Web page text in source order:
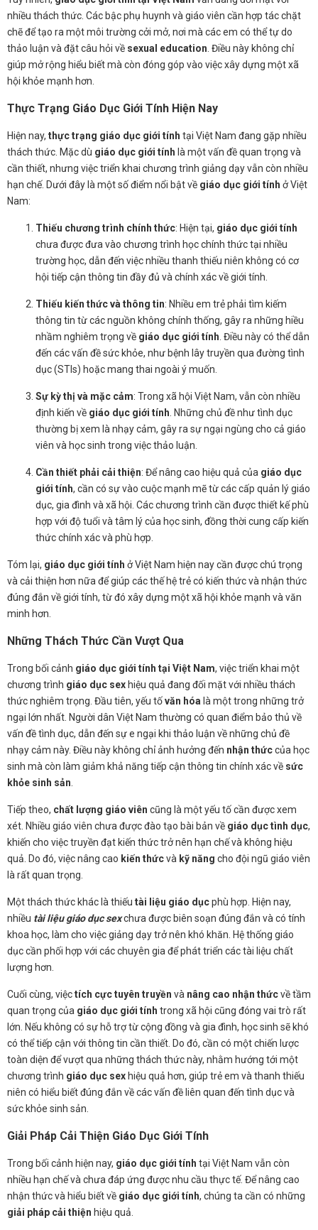
nhiều thách thức. Các bậc phụ huynh và giáo viên cần hợp tác chặt
chẽ để tạo ra một môi trường cởi mở, nơi mà các em có thể tự do
thảo luận và đặt câu hỏi về sexual education . Điều này không chỉ
giúp mở rộng hiểu biết mà còn đóng góp vào việc xây dựng một xã
hội khỏe mạnh hơn.
Thực Trạng Giáo Dục Giới Tính Hiện Nay
Hiện nay, thực trạng giáo dục giới tính tại Việt Nam đang gặp nhiều
thách thức. Mặc dù giáo dục giới tính là một vấn đề quan trọng và
cần thiết, nhưng việc triển khai chương trình giảng dạy vẫn còn nhiều
hạn chế. Dưới đây là một số điểm nổi bật về giáo dục giới tính ở Việt
Nam:
Thiếu chương trình chính thức: Hiện tại, giáo dục giới tính
chưa được đưa vào chương trình học chính thức tại nhiều
trường học, dẫn đến việc nhiều thanh thiếu niên không có cơ
hội tiếp cận thông tin đầy đủ và chính xác về giới tính.
Thiếu kiến thức và thông tin: Nhiều em trẻ phải tìm kiếm
thông tin từ các nguồn không chính thống, gây ra những hiều
nhầm nghiêm trọng về giáo dục giới tính . Điều này có thể dẫn
đến các vấn đề sức khỏe, như bệnh lây truyền qua đường tình
dục (STIs) hoặc mang thai ngoài ý muốn.
Sự kỳ thị và mặc cảm: Trong xã hội Việt Nam, vẫn còn nhiều
định kiến về giáo dục giới tính . Những chủ đề như tình dục
thường bị xem là nhạy cảm, gây ra sự ngại ngùng cho cả giáo
viên và học sinh trong việc thảo luận.
Cần thiết phải cải thiện: Để nâng cao hiệu quả của giáo dục
giới tính, cần có sự vào cuộc mạnh mẽ từ các cấp quản lý giáo
dục, gia đình và xã hội. Các chương trình cần được thiết kế phù
hợp với độ tuổi và tâm lý của học sinh, đồng thời cung cấp kiến
thức chính xác và phù hợp.
Tóm lại, giáo dục giới tính ở Việt Nam hiện nay cần được chú trọng
và cải thiện hơn nữa để giúp các thế hệ trẻ có kiến thức và nhận thức
đúng đắn về giới tính, từ đó xây dựng một xã hội khỏe mạnh và văn
minh hơn.
Những Thách Thức Cần Vượt Qua
Trong bối cảnh giáo dục giới tính tại Việt Nam, việc triển khai một
chương trình giáo dục sex hiệu quả đang đối mặt với nhiều thách
thức nghiêm trọng. Đầu tiên, yếu tốvăn hóa là một trong những trở
ngại lớn nhất. Người dân Việt Nam thường có quan điểm bảo thủ về
vấn đề tình dục, dẫn đến sự e ngại khi thảo luận về những chủ đề
nhạy cảm này. Điều này không chỉ ảnh hưởng đến nhận thứccủa học
sinh mà còn làm giảm khả năng tiếp cận thông tin chính xác về sức
khỏe sinh sản
Tiếp theo, chất lượng giáo viên cũng là một yếu tố cần được xem
xét. Nhiều giáo viên chưa được đào tạo bài bản về giáo dục tình dục,
khiến cho việc truyền đạt kiến thức trở nên hạn chế và không hiệu
quả. Do đó, việc nâng cao kiến thứcvà kỹ năng cho đội ngũ giáo viên
là rất quan trọng.
Một thách thức khác là thiếu tài liệu giáo dụcphù hợp. Hiện nay,
nhiều tài liệu giáo dục sexchưa được biên soạn đúng đắn và có tính
khoa học, làm cho việc giảng dạy trở nên khó khăn. Hệ thống giáo
dục cần phối hợp với các chuyên gia để phát triển các tài liệu chất
lượng hơn.
Cuối cùng, việctích cực tuyên truyền và nâng cao nhận thứcvề tầm
quan trọng của giáo dục giới tính trong xã hội cũng đóng vai trò rất
lớn. Nếu không có sự hỗ trợ từ cộng đồng và gia đình, học sinh sẽ khó
có thể tiếp cận với thông tin cần thiết. Do đó, cần có một chiến lược
toàn diện để vượt qua những thách thức này, nhằm hướng tới một
chương trình giáo dục sex hiệu quả hơn, giúp trẻ em và thanh thiếu
niên có hiểu biết đúng đắn về các vấn đề liên quan đến tình dục và
sức khỏe sinh sản.
Giải Pháp Cải Thiện Giáo Dục Giới Tính
Trong bối cảnh hiện nay, giáo dục giới tính tại Việt Nam vẫn còn
nhiều hạn chế và chưa đáp ứng được nhu cầu thực tế. Để nâng cao
nhận thức và hiểu biết về giáo dục giới tính, chúng ta cần có những
giải pháp cải thiện hiệu quả.